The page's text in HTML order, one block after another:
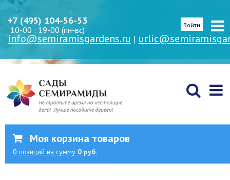
+7 (495) 104-56-53
10-00 : 19-00 (пн-вс)
info@semiramisgardens.ru |
Войти
Моя корзина товаров
0 позиций на сумму 0 руб.